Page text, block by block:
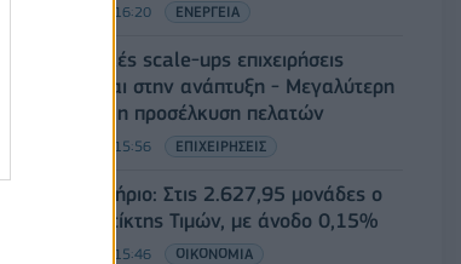
06/08/2026 - 16:20 ΕΝΕΡΓΕΙΑ
Οι ελληνικές scale-ups επιχειρήσεις
στρέφονται στην ανάπτυξη - Μεγαλύτερη
πρόκληση η προσέλκυση πελατών
06/08/2026 - 15:56 ΕΠΙΧΕΙΡΗΣΕΙΣ
Χρηματιστήριο: Στις 2.627,95 μονάδες ο
Γενικός Δείκτης Τιμών, με άνοδο 0,15%
06/08/2026 - 15:46 ΟΙΚΟΝΟΜΙΑ